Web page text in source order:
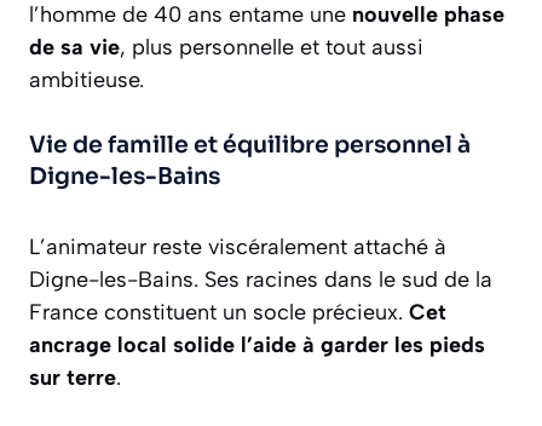
l’homme de 40 ans entame une nouvelle phase
de sa vie, plus personnelle et tout aussi
ambitieuse.
Vie de famille et équilibre personnel à
Digne-les-Bains
L’animateur reste viscéralement attaché à
Digne-les-Bains. Ses racines dans le sud de la
France constituent un socle précieux. Cet
ancrage local solide l’aide à garder les pieds
sur terre.